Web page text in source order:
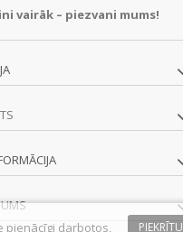
vairāk – piezvani mums!
PIEKRĪTU
pienācīgi darbotos,